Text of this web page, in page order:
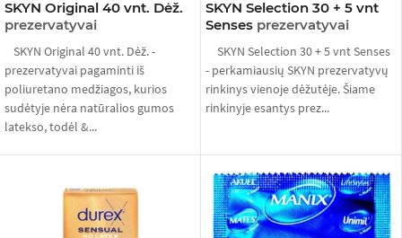
SKYN Original 40 vnt. Dėž.
prezervatyvai
SKYN Original 40 vnt. Dėž. -
prezervatyvai pagaminti iš
poliuretano medžiagos, kurios
sudėtyje nėra natūralios gumos
latekso, todėl &...
SKYN Selection 30 + 5 vnt
Senses prezervatyvai
SKYN Selection 30 + 5 vnt Senses
- perkamiausių SKYN prezervatyvų
rinkinys vienoje dėžutėje. Šiame
rinkinyje esantys prez...